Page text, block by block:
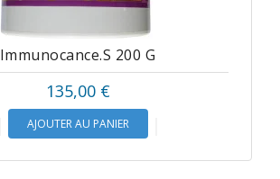
Immunocance.s 200 G
135,00 €Prix
AJOUTER AU PANIER